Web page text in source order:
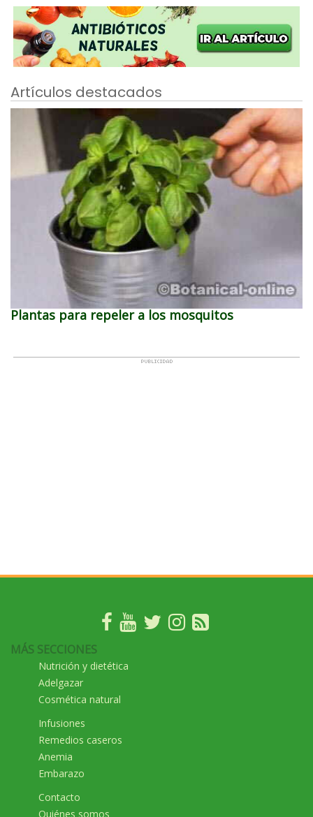
Artículos destacados
Plantas para repeler a los mosquitos
MÁS SECCIONES
Nutrición y dietética
Adelgazar
Cosmética natural
Infusiones
Remedios caseros
Anemia
Embarazo
Contacto
Quiénes somos